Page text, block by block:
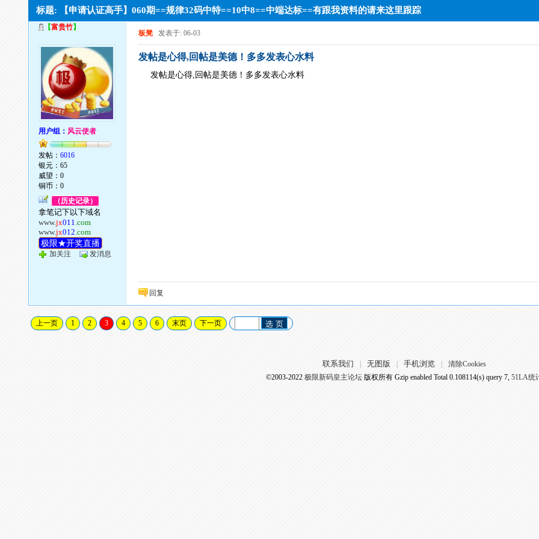
标题: 【申请认证高手】060期==规律32码中特==10中8==中端达标==有跟我资料的请来这里跟踪
【富贵竹】
用户组： 风云使者
发帖：6016
银元：65
威望：0
铜币：0
（历史记录）
拿笔记下以下域名
www.jx011.com
www.jx012.com
极限★开奖直播
加关注 发消息
板凳 发表于: 06-03
发帖是心得,回帖是美德！多多发表心水料
发帖是心得,回帖是美德！多多发表心水料
回复
上一页 1 2 3 4 5 6 末页 下一页 选 页
联系我们 无图版 手机浏览
清除Cookies
©2003-2022 极限新码皇主论坛版权所有 Gzip enabled Total 0.108114(s) query 7, 51LA统